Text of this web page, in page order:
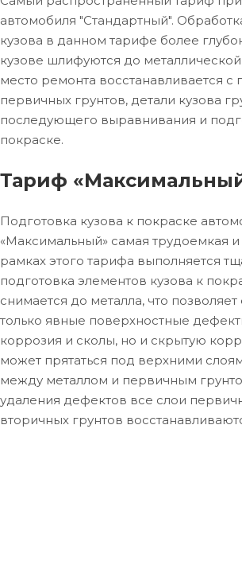
автомобиля "Стандартный".
кузова в данном тарифе более
кузове шлифуются до
место ремонта восстанавливается
первичных грунтов, детали кузова
последующего выравнивания и
покраске.
Тариф
Подготовка кузова к покраске
«Максимальный» самая трудоемкая и
рамках этого тарифа выполняется
подготовка элементов кузова к
снимается до металла, что
только явные поверхностные
коррозия и сколы, но и скрытую
может прятаться под верхними
между металлом и первичным
удаления дефектов все слои
вторичных грунтов